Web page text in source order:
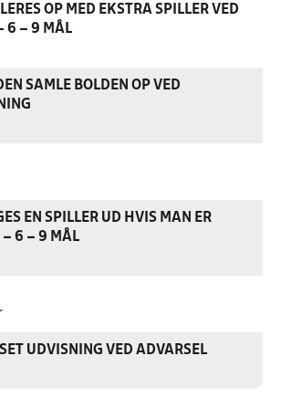
OP MED EKSTRA SPILLER VED
6 – 9 MÅL
SAMLE BOLDEN OP VED
EN SPILLER UD HVIS MAN ER
– 6 – 9 MÅL
UDVISNING VED ADVARSEL